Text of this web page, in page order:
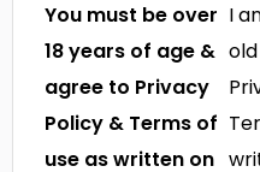
You must be over
18 years of age &
agree to Privacy
Policy & Terms of
use as written on
I